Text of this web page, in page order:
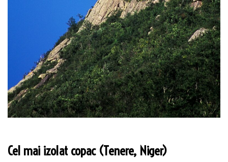
Cel mai izolat copac (Tenere, Niger)